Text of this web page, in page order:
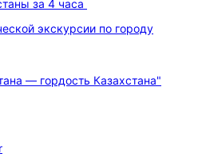
за 4 часа
экскурсии по городу